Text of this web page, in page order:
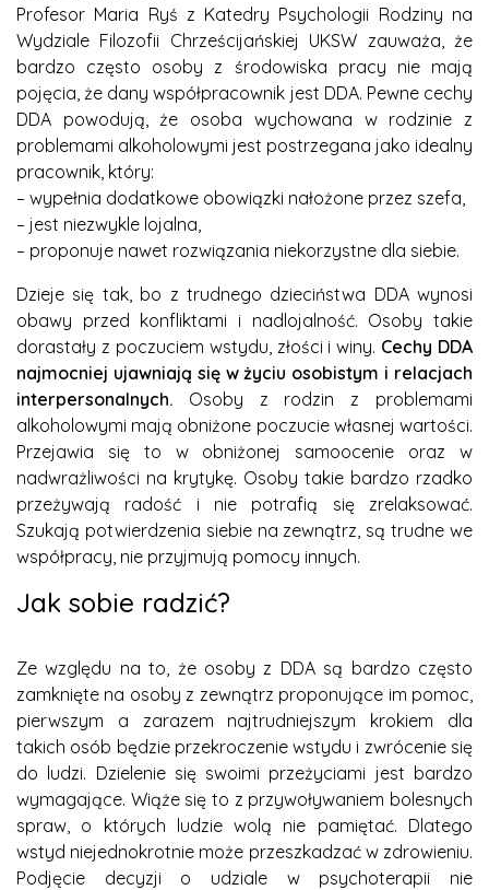
Profesor Maria Ryś z Katedry Psychologii Rodziny na
Wydziale Filozofii Chrześcijańskiej UKSW zauważa, że
bardzo często osoby z środowiska pracy nie mają
pojęcia, że dany współpracownik jest DDA. Pewne cechy
DDA powodują, że osoba wychowana w rodzinie z
problemami alkoholowymi jest postrzegana jako idealny
pracownik, który:
– wypełnia dodatkowe obowiązki nałożone przez szefa,
– jest niezwykle lojalna,
– proponuje nawet rozwiązania niekorzystne dla siebie.
Dzieje się tak, bo z trudnego dzieciństwa DDA wynosi
obawy przed konfliktami i nadlojalność. Osoby takie
dorastały z poczuciem wstydu, złości i winy. Cechy DDA
najmocniej ujawniają się w życiu osobistym i relacjach
interpersonalnych. Osoby z rodzin z problemami
alkoholowymi mają obniżone poczucie własnej wartości.
Przejawia się to w obniżonej samoocenie oraz w
nadwrażliwości na krytykę. Osoby takie bardzo rzadko
przeżywają radość i nie potrafią się zrelaksować.
Szukają potwierdzenia siebie na zewnątrz, są trudne we
współpracy, nie przyjmują pomocy innych.
Jak sobie radzić?
Ze względu na to, że osoby z DDA są bardzo często
zamknięte na osoby z zewnątrz proponujące im pomoc,
pierwszym a zarazem najtrudniejszym krokiem dla
takich osób będzie przekroczenie wstydu i zwrócenie się
do ludzi. Dzielenie się swoimi przeżyciami jest bardzo
wymagające. Wiąże się to z przywoływaniem bolesnych
spraw, o których ludzie wolą nie pamiętać. Dlatego
wstyd niejednokrotnie może przeszkadzać w zdrowieniu.
Podjęcie decyzji o udziale w psychoterapii nie